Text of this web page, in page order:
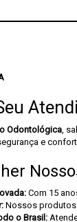
Odontológica,
e
Com 15
Nossos produtos
o Brasil: